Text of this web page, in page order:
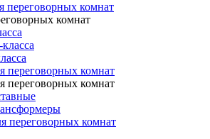
переговорных комнат
комнат
переговорных комнат
переговорных комнат
переговорных комнат